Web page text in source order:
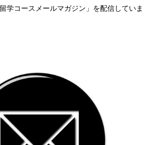
学コースメールマガジン」を配信していま